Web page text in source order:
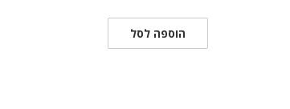
הוספה לסל